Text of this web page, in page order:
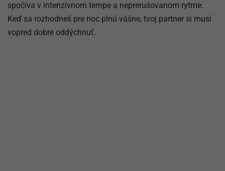
spočíva v intenzívnom tempe a neprerušovanom rytme.
Keď sa rozhodneš pre noc plnú vášne, tvoj partner si musí
vopred dobre oddýchnuť.